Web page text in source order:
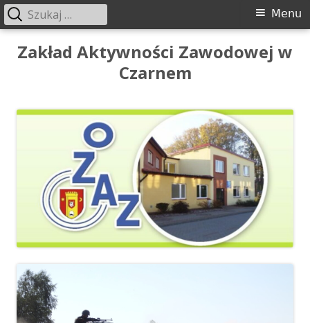
Przeskocz
Zakład Aktywności Zawodowej w
Czarnem
Menu
główne
Menu
Szukaj: